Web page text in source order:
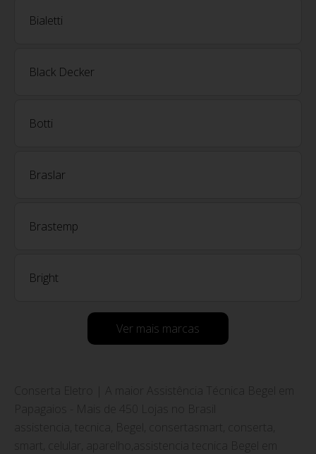
Bialetti
Black Decker
Botti
Braslar
Brastemp
Bright
Ver mais marcas
Conserta Eletro | A maior Assistência Técnica Begel em
Papagaios - Mais de 450 Lojas no Brasil
assistencia, tecnica, Begel, consertasmart, conserta,
smart, celular, aparelho,assistencia tecnica Begel em